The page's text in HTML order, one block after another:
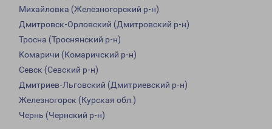
Михайловка (Железногорский р-н)
Дмитровск-Орловский (Дмитровский р-н)
Тросна (Троснянский р-н)
Комаричи (Комаричский р-н)
Севск (Севский р-н)
Дмитриев-Льговский (Дмитриевский р-н)
Железногорск (Курская обл.)
Чернь (Чернский р-н)